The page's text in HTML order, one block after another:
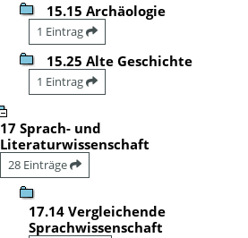
15.15 Archäologie
1 Eintrag
15.25 Alte Geschichte
1 Eintrag
17 Sprach- und
Literaturwissenschaft
28 Einträge
17.14 Vergleichende
Sprachwissenschaft